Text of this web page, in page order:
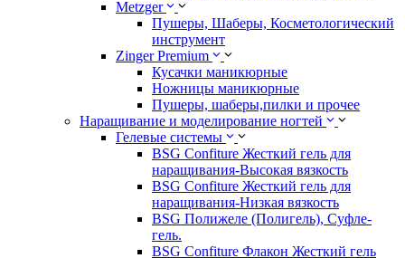
Metzger
Пушеры, Шаберы, Косметологический
инструмент
Zinger Premium
Кусачки маникюрные
Ножницы маникюрные
Пушеры, шаберы,пилки и прочее
Наращивание и моделирование ногтей
Гелевые системы
BSG Confiture Жесткий гель для
наращивания-Высокая вязкость
BSG Confiture Жесткий гель для
наращивания-Низкая вязкость
BSG Полижеле (Полигель), Суфле-
гель.
BSG Confiture Флакон Жесткий гель